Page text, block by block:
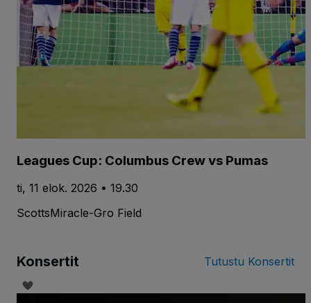
Leagues Cup: Columbus Crew vs Pumas
ti, 11 elok. 2026 • 19.30
ScottsMiracle-Gro Field
Konsertit Tutustu Konsertit